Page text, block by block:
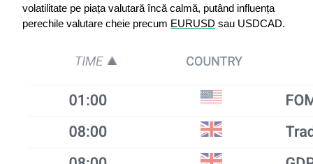
volatilitate pe piața valutară încă calmă, putând influența
perechile valutare cheie precum EURUSD sau USDCAD.